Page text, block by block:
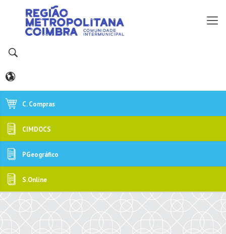
C. Compras
CIMDOCS
PGeográfico
S.Online